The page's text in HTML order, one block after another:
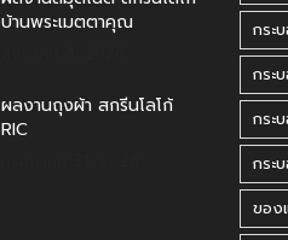
บ้านพระเมตตาคุณ
ผลงานถุงผ้า สกรีนโลโก้
RIC
กระ
กระ
กระ
กระ
ของ